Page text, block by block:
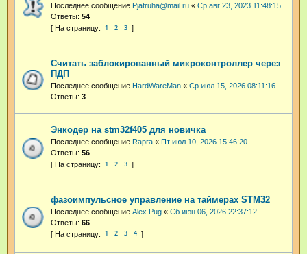
Последнее сообщение Pjatruha@mail.ru « Ср авг 23, 2023 11:48:15
Ответы: 54
1 2 3
Считать заблокированный микроконтроллер через
ПДП
Последнее сообщение HardWareMan « Ср июл 15, 2026 08:11:16
Ответы: 3
Энкодер на stm32f405 для новичка
Последнее сообщение Rapra « Пт июл 10, 2026 15:46:20
Ответы: 56
1 2 3
фазоимпульсное управление на таймерах STM32
Последнее сообщение Alex Pug « Сб июн 06, 2026 22:37:12
Ответы: 66
1 2 3 4